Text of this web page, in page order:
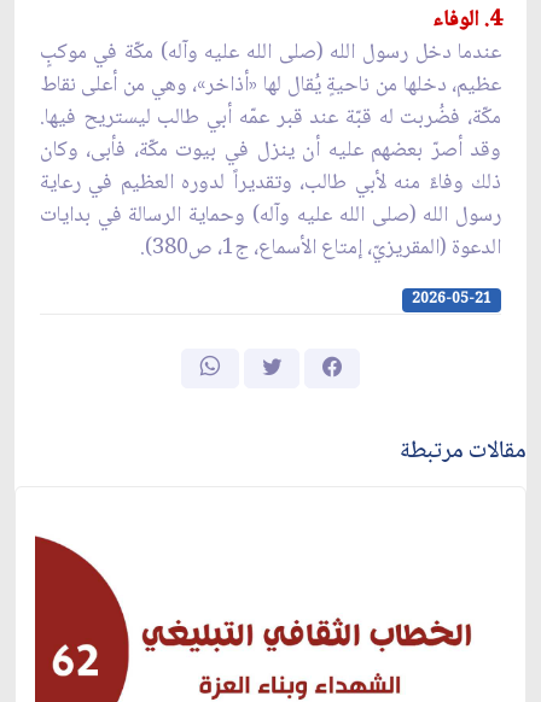
4. الوفاء
عندما دخل رسول الله (صلى الله عليه وآله) مكّة في موكبٍ
عظيم، دخلها من ناحيةٍ يُقال لها «أذاخر»، وهي من أعلى نقاط
مكّة، فضُربت له قبّة عند قبر عمّه أبي طالب ليستريح فيها.
وقد أصرّ بعضهم عليه أن ينزل في بيوت مكّة، فأبى، وكان
ذلك وفاءً منه لأبي طالب، وتقديراً لدوره العظيم في رعاية
رسول الله (صلى الله عليه وآله) وحماية الرسالة في بدايات
الدعوة (المقريزيّ، إمتاع الأسماع، ج1، ص380).
2026-05-21
مقالات مرتبطة